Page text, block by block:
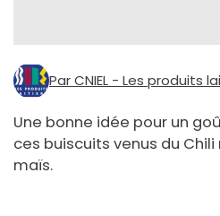
Par CNIEL - Les produits
Une bonne idée pour un
ces buiscuits venus du
maïs.